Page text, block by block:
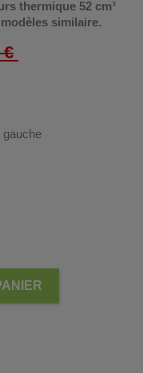
thermique 52 cm³
similaire.
€
gauche